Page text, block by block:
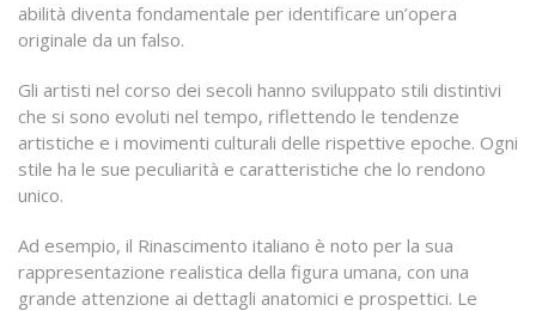
abilità diventa fondamentale per identificare un’opera
originale da un falso.
Gli artisti nel corso dei secoli hanno sviluppato stili distintivi
che si sono evoluti nel tempo, riflettendo le tendenze
artistiche e i movimenti culturali delle rispettive epoche. Ogni
stile ha le sue peculiarità e caratteristiche che lo rendono
unico.
Ad esempio, il Rinascimento italiano è noto per la sua
rappresentazione realistica della figura umana, con una
grande attenzione ai dettagli anatomici e prospettici. Le